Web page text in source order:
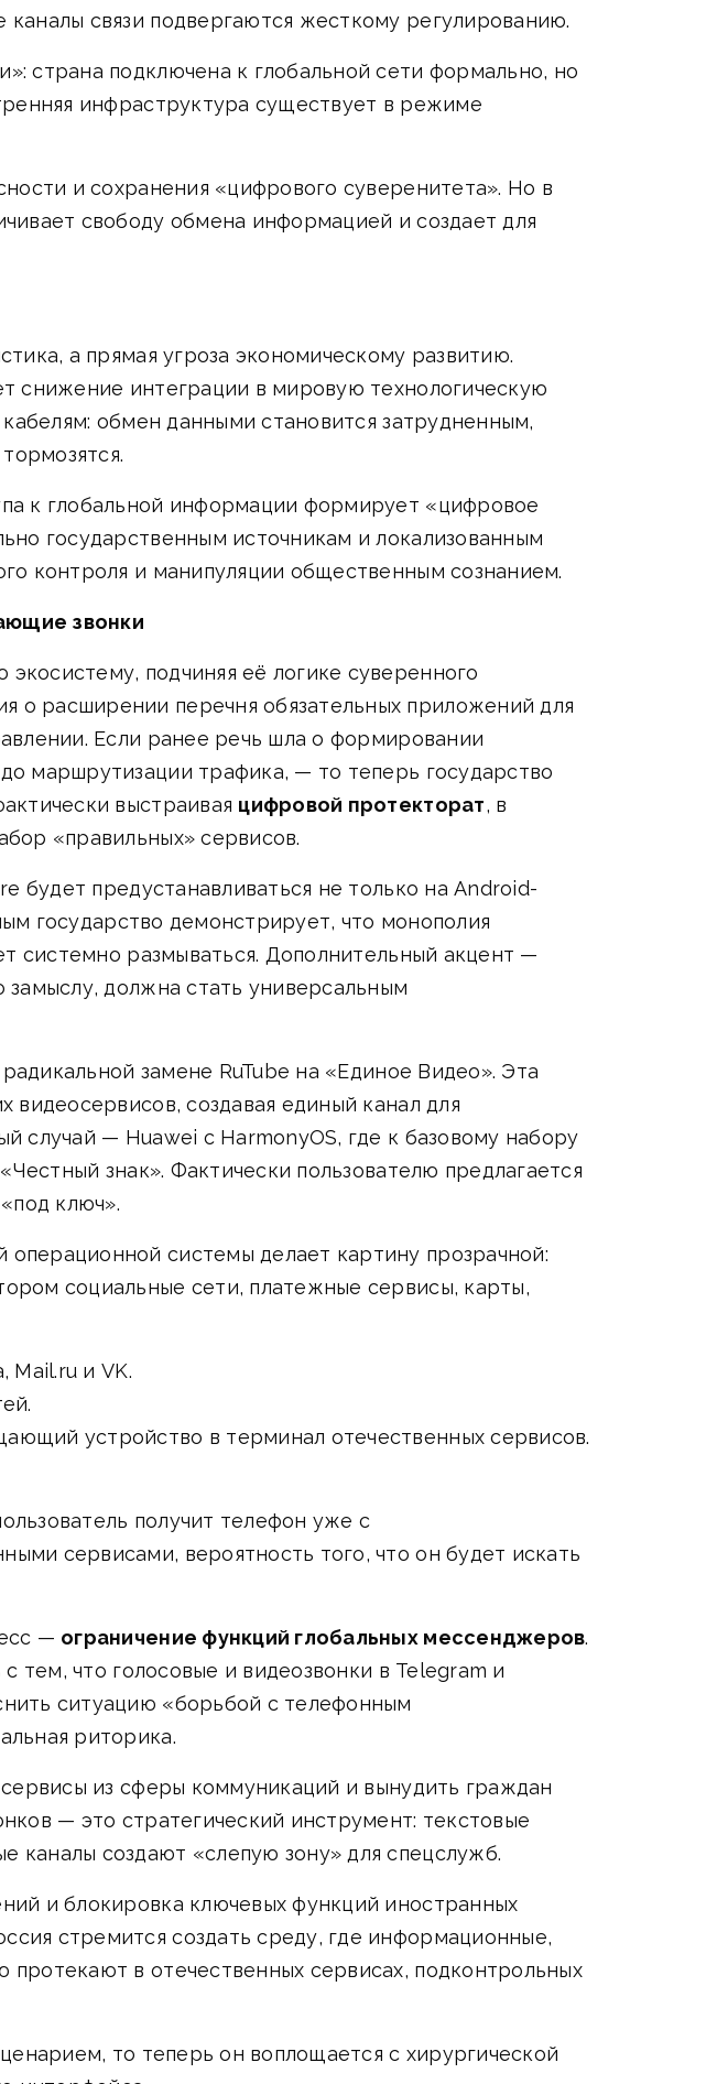
связи подвергаются жесткому регулированию.
страна подключена к глобальной сети формально, но
инфраструктура существует в режиме
и сохранения «цифрового суверенитета». Но в
свободу обмена информацией и создает для
а прямая угроза экономическому развитию.
снижение интеграции в мировую технологическую
обмен данными становится затрудненным,
к глобальной информации формирует «цифровое
государственным источникам и локализованным
контроля и манипуляции общественным сознанием.
звонки
подчиняя её логике суверенного
расширении перечня обязательных приложений для
Если ранее речь шла о формировании
маршрутизации трафика, — то теперь государство
выстраивая цифровой протекторат, в
«правильных» сервисов.
будет предустанавливаться не только на Android-
государство демонстрирует, что монополия
системно размываться. Дополнительный акцент —
должна стать универсальным
замене RuTube на «Единое Видео». Эта
создавая единый канал для
случай — Huawei с HarmonyOS, где к базовому набору
знак». Фактически пользователю предлагается
ключ».
системы делает картину прозрачной:
социальные сети, платежные сервисы, карты,
и VK.
устройство в терминал отечественных сервисов.
получит телефон уже с
сервисами, вероятность того, что он будет искать
— ограничение функций глобальных мессенджеров.
тем, что голосовые и видеозвонки в Telegram и
ситуацию «борьбой с телефонным
риторика.
из сферы коммуникаций и вынудить граждан
— это стратегический инструмент: текстовые
создают «слепую зону» для спецслужб.
и блокировка ключевых функций иностранных
стремится создать среду, где информационные,
в отечественных сервисах, подконтрольных
то теперь он воплощается с хирургической